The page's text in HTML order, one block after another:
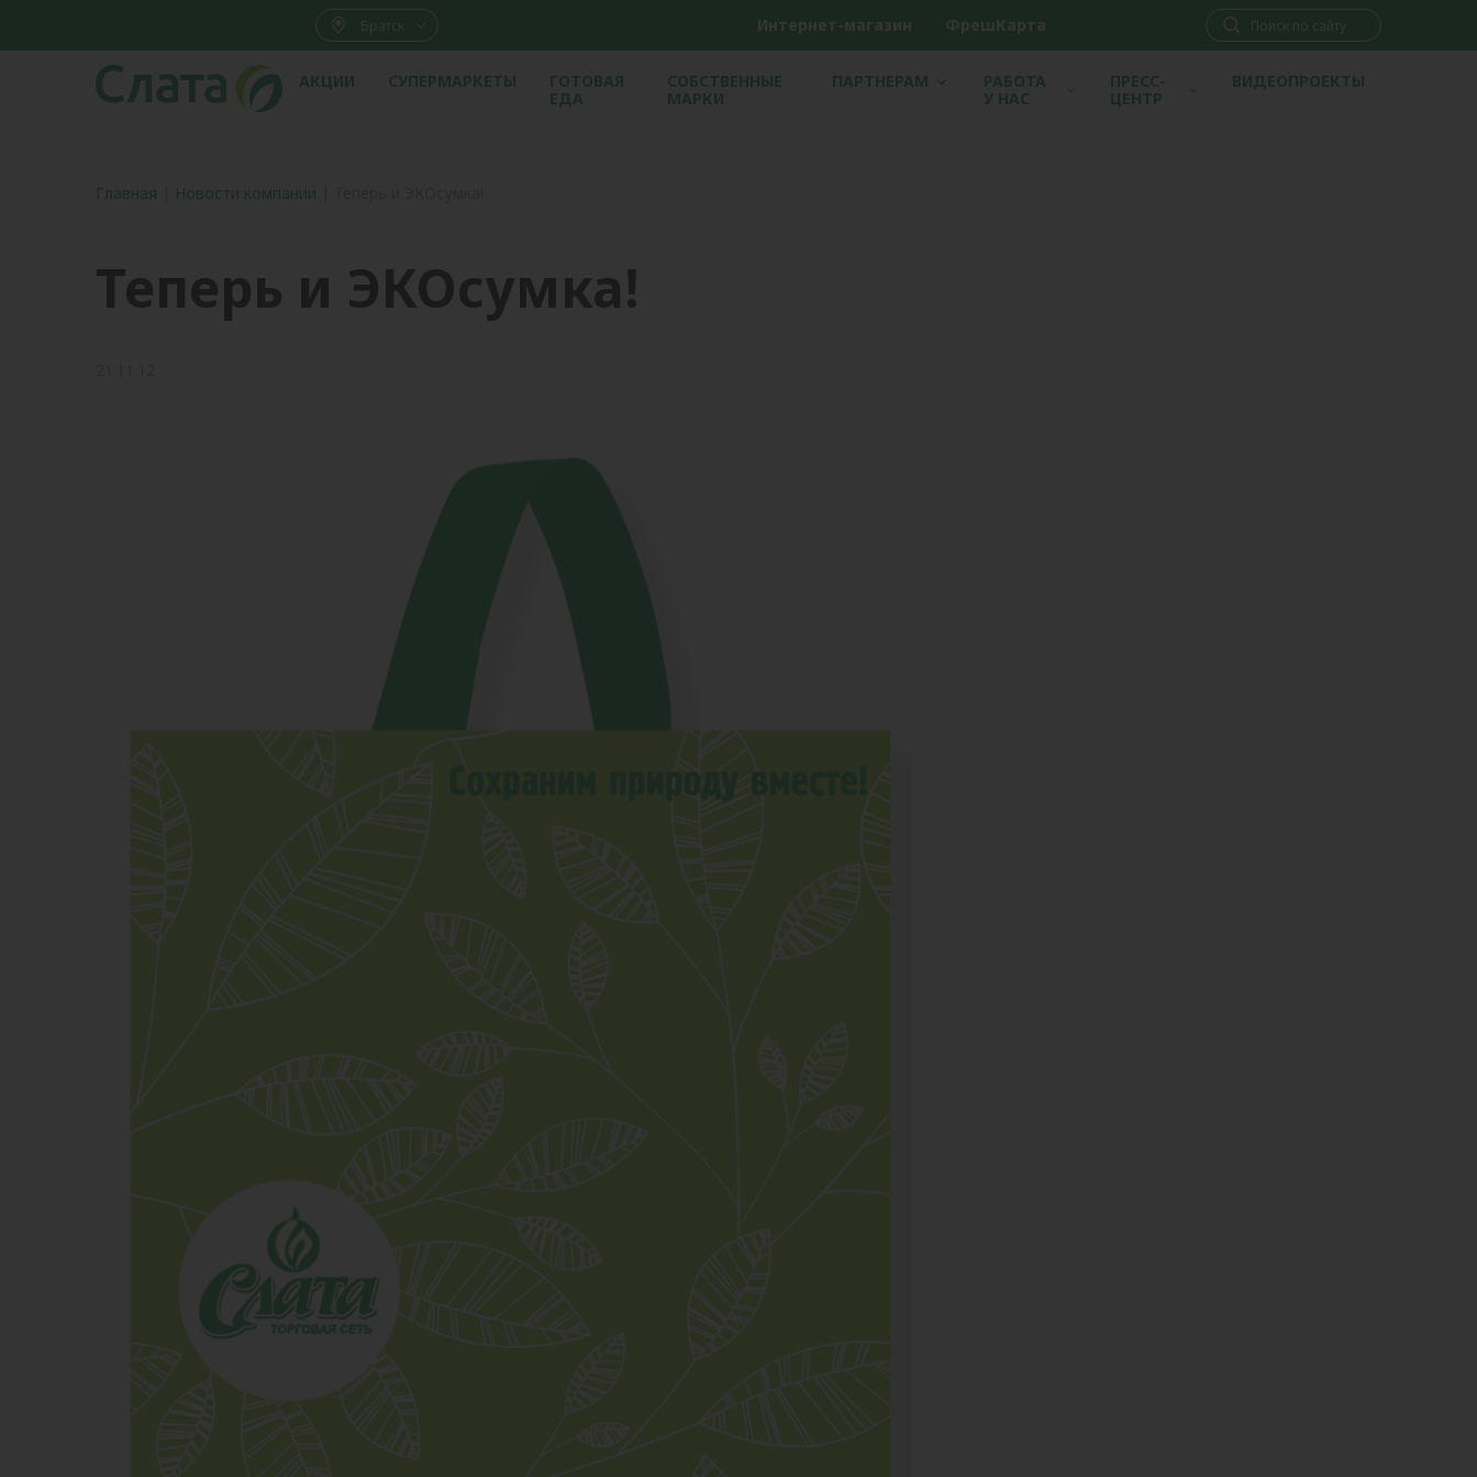
Братск Интернет-магазин ФрешКарта
АКЦИИ СУПЕРМАРКЕТЫ
ГОТОВАЯ
ЕДА
СОБСТВЕННЫЕ
МАРКИ
ПАРТНЕРАМ
РАБОТА
У НАС
ПРЕСС-
ЦЕНТР
ВИДЕОПРОЕКТЫ
Главная Новости компании
Теперь и ЭКОсумка!